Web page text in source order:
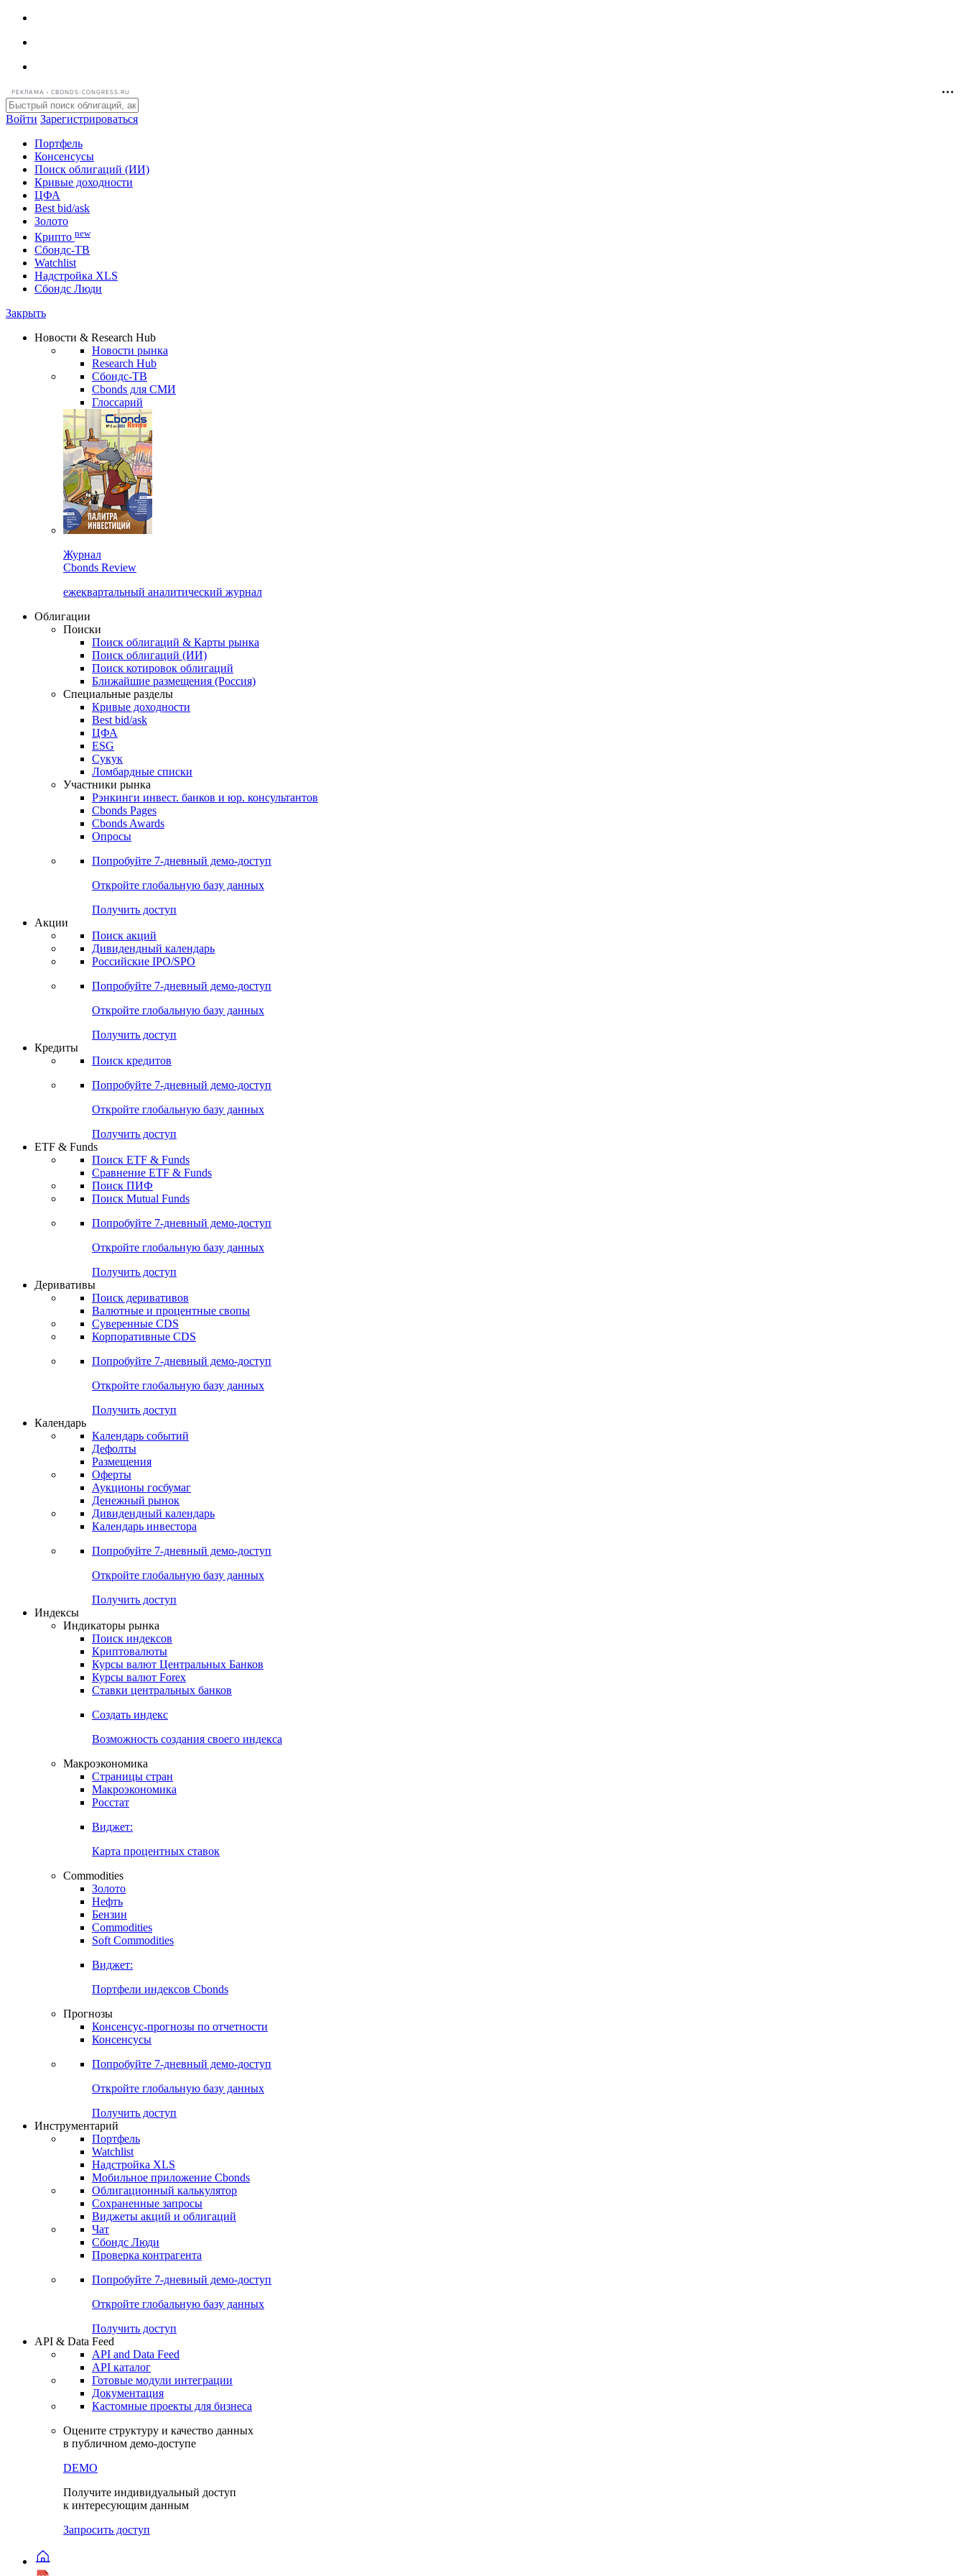
РЕКЛАМА • CBONDS-CONGRESS.RU
Войти Зарегистрироваться
Портфель
Консенсусы
Поиск облигаций (ИИ)
Кривые доходности
ЦФА
Best bid/ask
Золото
Криптоnew
Сбондс-ТВ
Надстройка XLS
Сбондс Люди
Новости & Research Hub
Новости рынка
Research Hub
Сбондс-ТВ
Cbonds для СМИ
Глоссарий
Журнал
Cbonds Review
ежеквартальный аналитический журнал
Облигации
Поиски
Поиск облигаций & Карты рынка
Поиск облигаций (ИИ)
Поиск котировок облигаций
Ближайшие размещения (Россия)
Специальные разделы
Кривые доходности
Best bid/ask
ЦФА
ESG
Сукук
Ломбардные списки
Участники рынка
Рэнкинги инвест. банков и юр. консультантов
Cbonds Pages
Cbonds Awards
Опросы
Попробуйте7-дневный
Откройте глобальную базу данных
Получить доступ
Акции
Поиск акций
Дивидендный календарь
Российские IPO/SPO
Попробуйте7-дневный
Откройте глобальную базу данных
Получить доступ
Кредиты
Поиск кредитов
Попробуйте7-дневный
Откройте глобальную базу данных
Получить доступ
ETF & Funds
Поиск ETF & Funds
Сравнение ETF & Funds
Поиск ПИФ
Поиск Mutual Funds
Попробуйте7-дневный
Откройте глобальную базу данных
Получить доступ
Деривативы
Поиск деривативов
Валютные и процентные свопы
Суверенные CDS
Корпоративные CDS
Попробуйте7-дневный
Откройте глобальную базу данных
Получить доступ
Календарь
Календарь событий
Дефолты
Размещения
Оферты
Аукционы госбумаг
Денежный рынок
Дивидендный календарь
Календарь инвестора
Попробуйте7-дневный
Получить доступ
Индикаторы рынка
Поиск индексов
Криптовалюты
Курсы валют Центральных Банков
Курсы валют Forex
Ставки центральных банков
Создать индекс
Возможность создания своего индекса
Макроэкономика
Страницы стран
Макроэкономика
Росстат
Виджет:
Карта процентных ставок
Commodities
Золото
Нефть
Бензин
Commodities
Soft Commodities
Виджет:
Портфели индексов Cbonds
Прогнозы
Консенсус-прогнозы по отчетности
Консенсусы
Попробуйте7-дневный
Откройте глобальную базу данных
Получить доступ
Инструментарий
Портфель
Watchlist
Надстройка XLS
Мобильное приложение Cbonds
Облигационный калькулятор
Сохраненные запросы
Виджеты акций и облигаций
Чат
Сбондс Люди
Проверка контрагента
Попробуйте7-дневный
Откройте глобальную базу данных
Получить доступ
API & Data Feed
API and Data Feed
API каталог
Документация
Кастомные проекты для бизнеса
Оцените структуру и качество данных
в публичном демо-доступе
DEMO
Получите индивидуальный доступ